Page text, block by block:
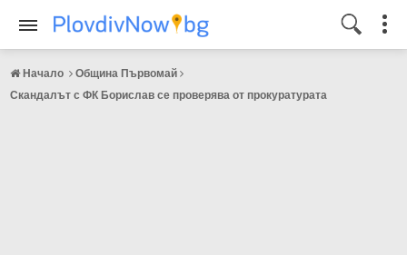
Начало
Община Първомай
Скандалът с ФК Борислав се проверява от прокуратурата